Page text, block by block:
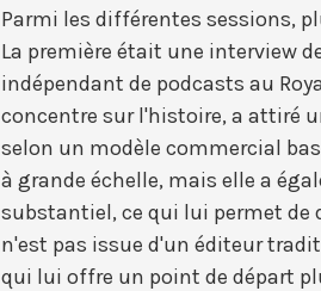
Parmi les différentes sessions,
La première était une interview
indépendant de podcasts au
concentre sur l'histoire, a attiré
selon un modèle commercial
à grande échelle, mais elle a
substantiel, ce qui lui permet de
n'est pas issue d'un éditeur
qui lui offre un point de départ